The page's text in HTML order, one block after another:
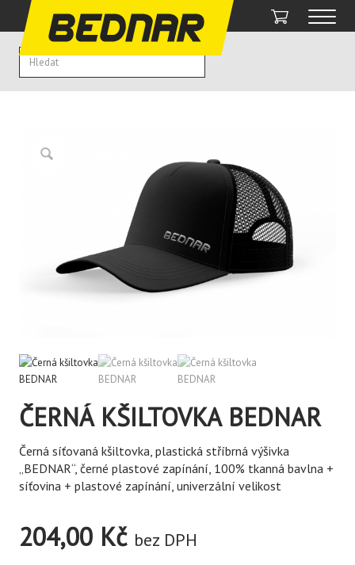
ČERNÁ KŠILTOVKA BEDNAR
Černá síťovaná kšiltovka, plastická stříbrná výšivka
„BEDNAR“, černé plastové zapínání, 100% tkanná bavlna +
síťovina + plastové zapínání, univerzální velikost
204,00 Kč bez DPH